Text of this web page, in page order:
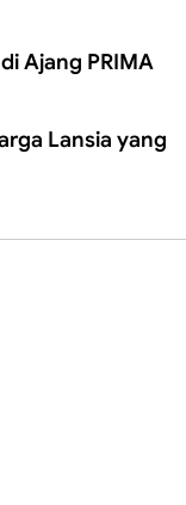
Ajang PRIMA
Lansia yang